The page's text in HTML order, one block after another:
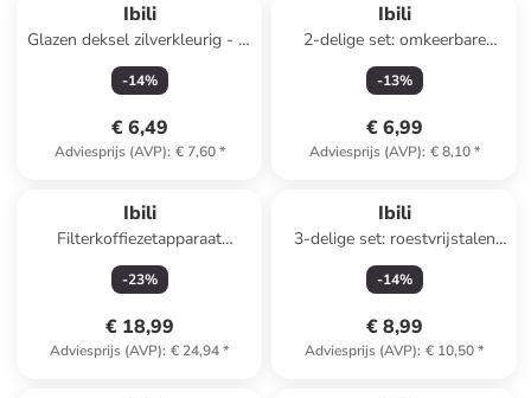
Ibili
Glazen deksel zilverkleurig - Ø
22 cm
-14%
€ 6,49
Adviesprijs (AVP): € 7,60*
Ibili
2-delige set: omkeerbare
deksels ''Basic''
beige/lichtblauw - Ø 29,5 cm
-13%
€ 6,99
Adviesprijs (AVP): € 8,10*
Ibili
Filterkoffiezetapparaat
transparant - Ø 11,5 cm
-23%
€ 18,99
Adviesprijs (AVP): € 24,94*
Ibili
3-delige set: roestvrijstalen
mengkommen - Ø 19 cm
-14%
€ 8,99
Adviesprijs (AVP): € 10,50*